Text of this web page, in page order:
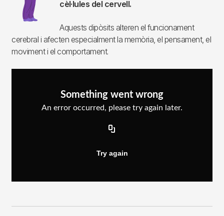
cèl·lules del cervell.
Aquests dipòsits alteren el funcionament
cerebral i afecten especialment la memòria, el pensament, el
moviment i el comportament.